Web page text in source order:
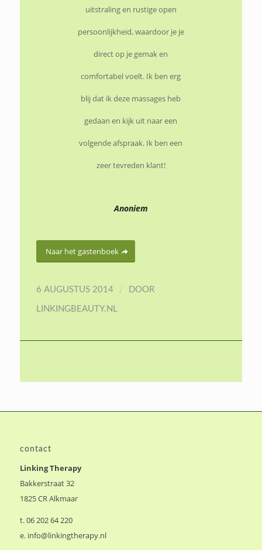
uitstraling en rustige open
persoonlijkheid, waardoor je je
direct op je gemak en
comfortabel voelt. Ik ben erg
blij dat ik deze massages heb
gedaan en kijk uit naar een
volgende afspraak. Ik ben een
zeer tevreden klant!
Anoniem
Lisa
Naar het gastenboek
6 AUGUSTUS 2014 / DOOR
Bakkerstraat 32
Maandag t/m vrijdag:
8.30 uur – 18.00 uur
Voor de deur kun je vrij parkeren.